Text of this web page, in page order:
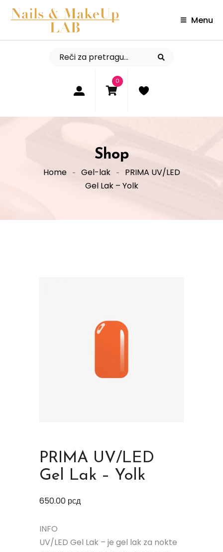
Menu
0
Shop
Home Gel-lak
PRIMA UV/LED
Gel Lak – Yolk
PRIMA UV/LED
Gel Lak – Yolk
650.00 рсд
INFO
UV/LED Gel Lak – je gel lak za nokte